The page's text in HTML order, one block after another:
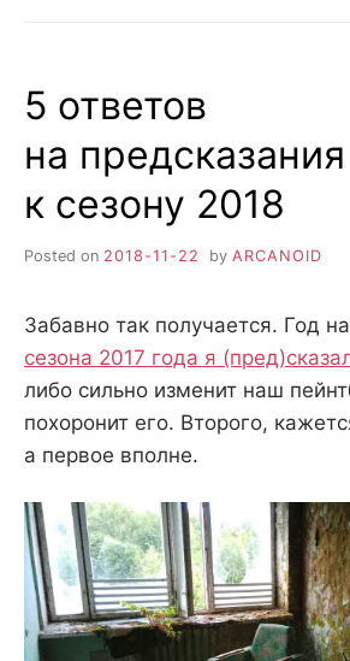
5 ответов
на предсказания
к сезону 2018
Posted on 2018-11-22 by ARCANOID
Забавно так получается. Год
сезона 2017 года я
либо сильно изменит наш
похоронит его. Второго,
а первое вполне.